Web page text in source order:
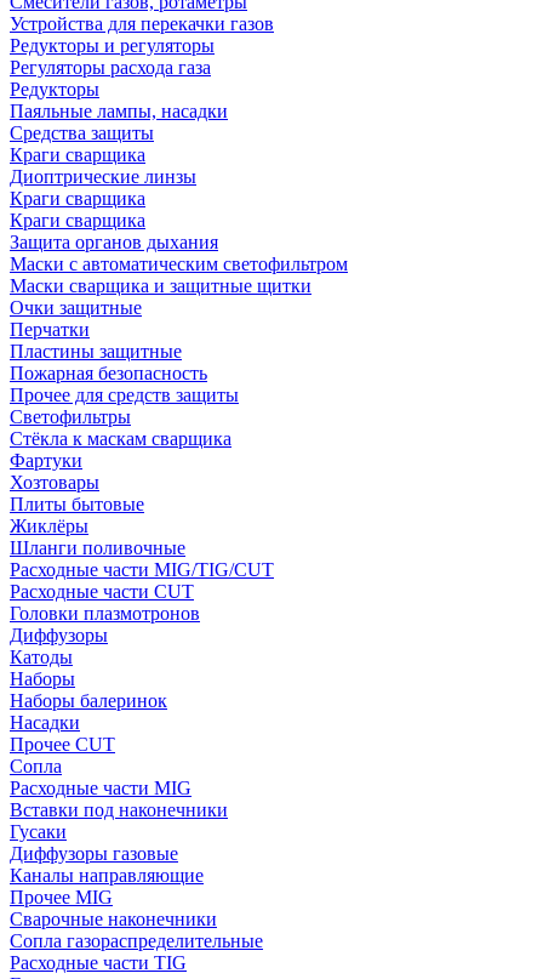
Устройства для перекачки газов
Редукторы и регуляторы
Регуляторы расхода газа
Редукторы
Паяльные лампы, насадки
Средства защиты
Краги сварщика
Диоптрические линзы
Краги сварщика
Краги сварщика
Защита органов дыхания
Маски с автоматическим светофильтром
Маски сварщика и защитные щитки
Очки защитные
Перчатки
Пластины защитные
Пожарная безопасность
Прочее для средств защиты
Светофильтры
Стёкла к маскам сварщика
Фартуки
Хозтовары
Плиты бытовые
Жиклёры
Шланги поливочные
Расходные части MIG/TIG/CUT
Расходные части CUT
Головки плазмотронов
Диффузоры
Катоды
Наборы
Наборы балеринок
Насадки
Прочее CUT
Сопла
Расходные части MIG
Вставки под наконечники
Гусаки
Диффузоры газовые
Каналы направляющие
Прочее MIG
Сварочные наконечники
Сопла газораспределительные
Расходные части TIG